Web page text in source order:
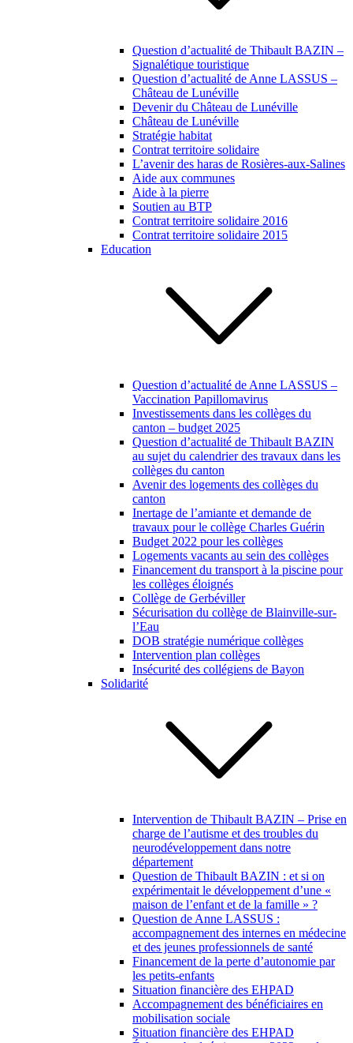
Question d’actualité de Thibault BAZIN –
Signalétique touristique
Question d’actualité de Anne LASSUS –
Château de Lunéville
Devenir du Château de Lunéville
Château de Lunéville
Stratégie habitat
Contrat territoire solidaire
L’avenir des haras de Rosières-aux-Salines
Aide aux communes
Aide à la pierre
Soutien au BTP
Contrat territoire solidaire 2016
Contrat territoire solidaire 2015
Education
Question d’actualité de Anne LASSUS –
Vaccination Papillomavirus
Investissements dans les collèges du
canton – budget 2025
Question d’actualité de Thibault BAZIN
au sujet du calendrier des travaux dans les
collèges du canton
Avenir des logements des collèges du
canton
Inertage de l’amiante et demande de
travaux pour le collège Charles Guérin
Budget 2022 pour les collèges
Logements vacants au sein des collèges
Financement du transport à la piscine pour
les collèges éloignés
Collège de Gerbéviller
Sécurisation du collège de Blainville-sur-
l’Eau
DOB stratégie numérique collèges
Intervention plan collèges
Insécurité des collégiens de Bayon
Solidarité
Intervention de Thibault BAZIN – Prise en
charge de l’autisme et des troubles du
neurodéveloppement dans notre
département
Question de Thibault BAZIN : et si on
expérimentait le développement d’une «
maison de l’enfant et de la famille » ?
Question de Anne LASSUS :
accompagnement des internes en médecine
et des jeunes professionnels de santé
Financement de la perte d’autonomie par
les petits-enfants
Situation financière des EHPAD
Accompagnement des bénéficiaires en
mobilisation sociale
Situation financière des EHPAD